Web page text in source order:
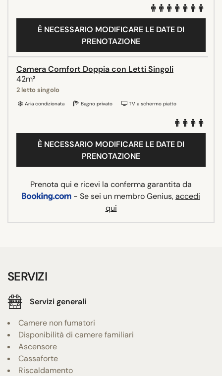
È NECESSARIO MODIFICARE LE DATE DI
PRENOTAZIONE
Camera Comfort Doppia con Letti Singoli
42m²
2 letto singolo
Aria condizionata Bagno privato TV a schermo piatto
È NECESSARIO MODIFICARE LE DATE DI
PRENOTAZIONE
Prenota qui e ricevi la conferma garantita da
- Se sei un membro Genius,accedi
qui
SERVIZI
Servizi generali
Camere non fumatori
Disponibilità di camere familiari
Ascensore
Cassaforte
Riscaldamento